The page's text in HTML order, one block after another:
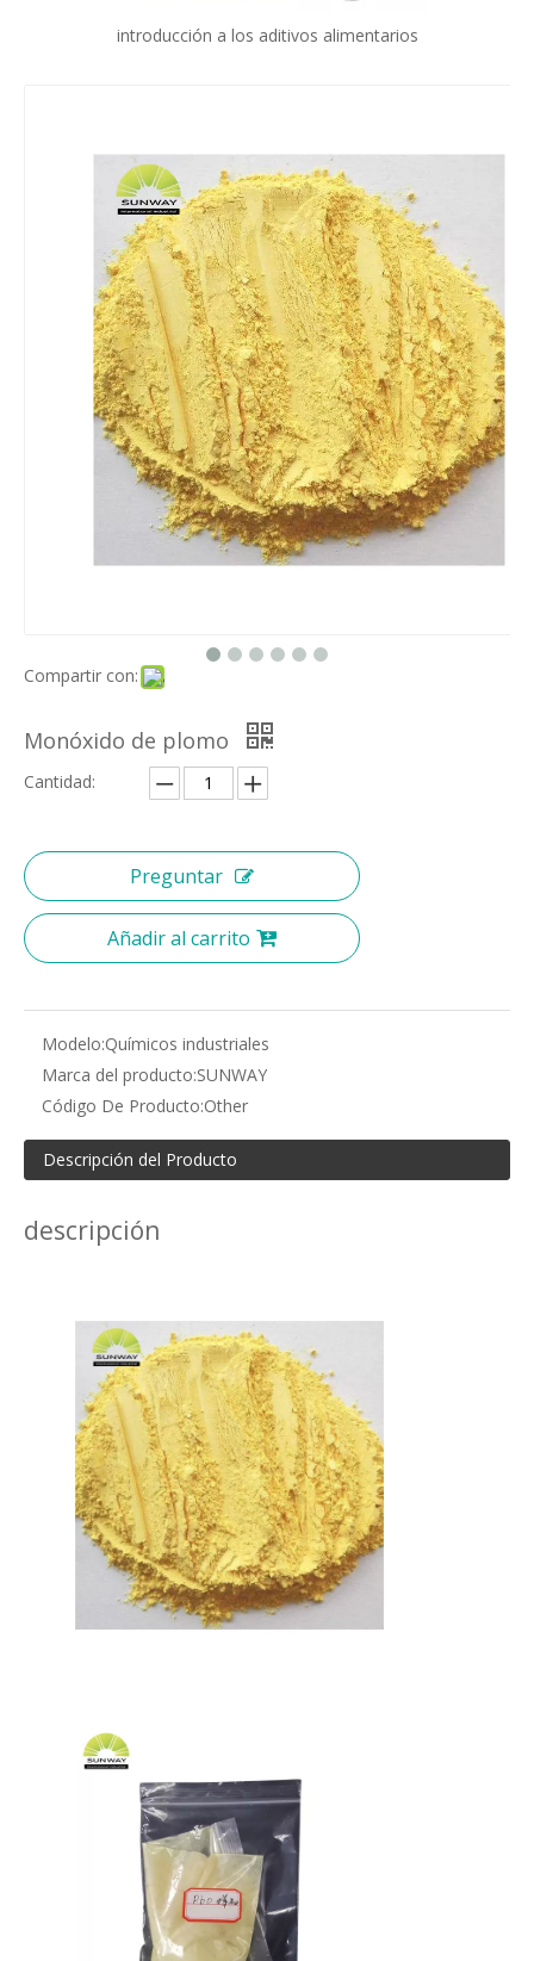
introducción a los aditivos alimentarios
Compartir con:
Monóxido de plomo
Cantidad:
Preguntar
Añadir al carrito
Modelo:Químicos industriales
Marca del producto:SUNWAY
Código De Producto:Other
Descripción del Producto
descripción